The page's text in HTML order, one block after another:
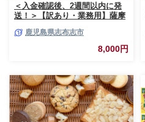
＜入金確認後、2週間以内に発
送！＞【訳あり・業務用】薩摩
1.8kg(900g×2袋) p8-142-2w
鹿児島県志布志市
8,000円